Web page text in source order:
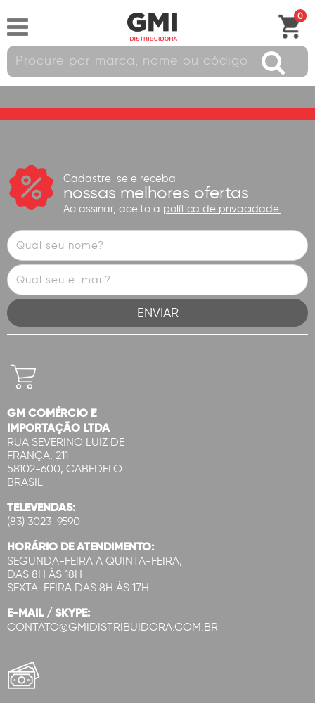
0
Cadastre-se e receba
nossas melhores ofertas
Ao assinar, aceito a política de privacidade.
GM COMÉRCIO E
IMPORTAÇÃO LTDA
RUA SEVERINO LUIZ DE
FRANÇA, 211
58102-600, CABEDELO
BRASIL
TELEVENDAS:
(83) 3023-9590
HORÁRIO DE ATENDIMENTO:
SEGUNDA-FEIRA A QUINTA-FEIRA,
DAS 8H ÀS 18H
SEXTA-FEIRA DAS 8H ÀS 17H
E-MAIL / SKYPE:
CONTATO@GMIDISTRIBUIDORA.COM.BR